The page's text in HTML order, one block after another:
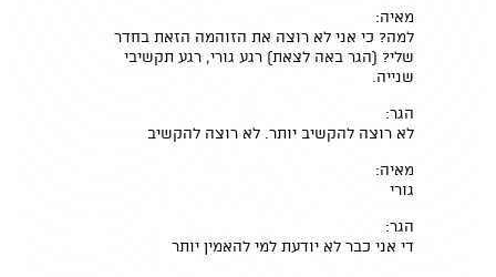
מאיה:
למה? כי אני לא רוצה את הזוהמה הזאת בחדר
שלי? (הגר באה לצאת) רגע גורי, רגע תקשיבי
שנייה.
הגר:
לא רוצה להקשיב יותר. לא רוצה להקשיב
מאיה:
גורי
הגר:
די אני כבר לא יודעת למי להאמין יותר